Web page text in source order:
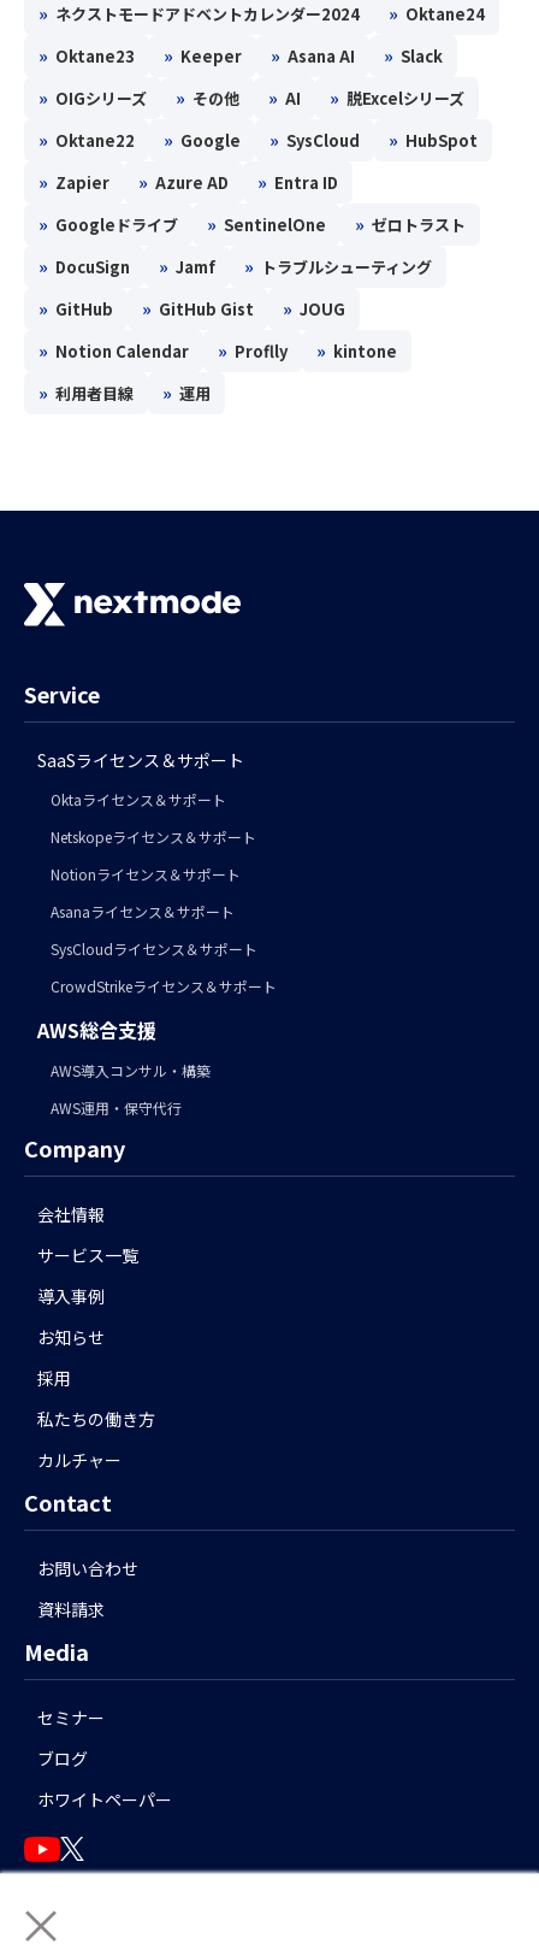
×
» ネクストモードアドベントカレンダー2024 » Oktane24
» Oktane23 » Keeper » Asana AI » Slack
» OIGシリーズ » その他 » AI » 脱Excelシリーズ
» Oktane22 » Google » SysCloud » HubSpot
» Zapier » Azure AD » Entra ID
» Googleドライブ » SentinelOne » ゼロトラスト
» DocuSign » Jamf » トラブルシューティング
» GitHub » GitHub Gist » JOUG
» Notion Calendar » Proflly » kintone
» 利用者目線 » 運用
Service
SaaSライセンス＆サポート
Oktaライセンス＆サポート
Netskopeライセンス＆サポート
Notionライセンス＆サポート
Asanaライセンス＆サポート
SysCloudライセンス＆サポート
CrowdStrikeライセンス＆サポート
AWS総合支援
AWS導入コンサル・構築
AWS運用・保守代行
Company
会社情報
サービス一覧
導入事例
お知らせ
採用
私たちの働き方
カルチャー
Contact
お問い合わせ
資料請求
Media
セミナー
ブログ
ホワイトペーパー